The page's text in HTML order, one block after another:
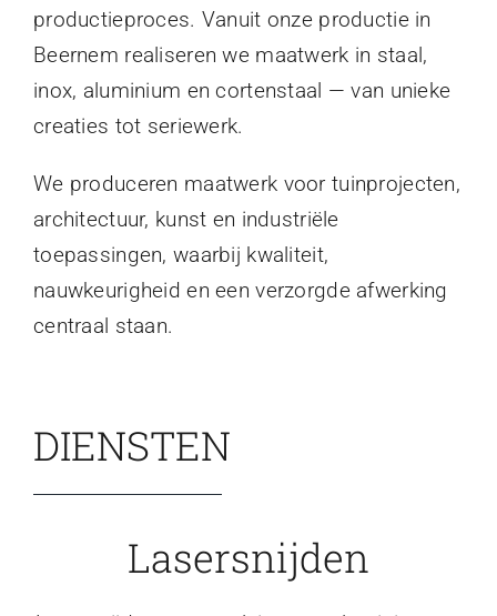
productieproces. Vanuit onze productie in
Beernem realiseren we maatwerk in staal,
inox, aluminium en cortenstaal — van unieke
creaties tot seriewerk.
We produceren maatwerk voor tuinprojecten,
architectuur, kunst en industriële
toepassingen, waarbij kwaliteit,
nauwkeurigheid en een verzorgde afwerking
centraal staan.
DIENSTEN
Lasersnijden